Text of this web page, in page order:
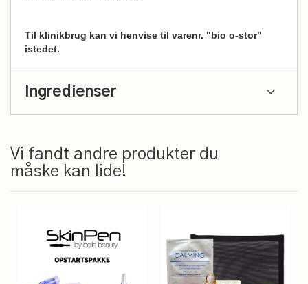
Til klinikbrug kan vi henvise til varenr. "bio o-stor"
istedet.
Ingredienser
Vi fandt andre produkter du
måske kan lide!